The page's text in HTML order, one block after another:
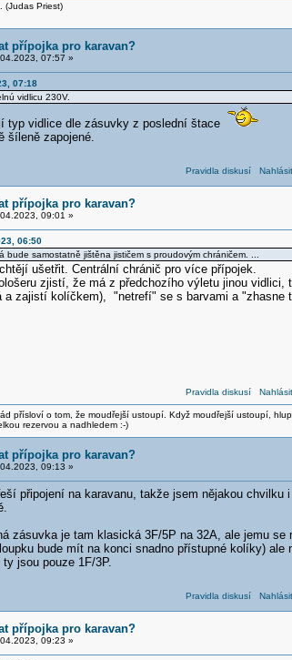
(Judas Priest)
přípojka pro karavan?
07:57 »
07:18
vidlicu 230V.
typ vidlice dle zásuvky z poslední štace
šíleně zapojené.
Pravidla diskusí
přípojka pro karavan?
09:01 »
06:50
bude samostatně jištěna jističem s proudovým chráničem. ...
ušetřit. Centrální chránič pro více přípojek.
zjistí, že má z předchozího výletu jinou vidlici,
a zajistí kolíčkem), "netrefí" se s barvami a "zhasne
Pravidla diskusí
přísloví o tom, že moudřejší ustoupí. Když moudřejší ustoupí,
rezervou a nadhledem :-)
přípojka pro karavan?
09:13 »
připojení na karavanu, takže jsem nějakou
zásuvka je tam klasická 3F/5P na 32A, ale jemu
bude mít na konci snadno přístupné kolíky) ale
jsou pouze 1F/3P.
Pravidla diskusí
přípojka pro karavan?
09:23 »